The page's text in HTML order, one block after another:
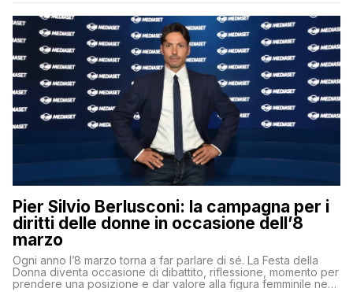
Pier Silvio Berlusconi: la campagna per i
diritti delle donne in occasione dell’8
marzo
Ogni anno l’8 marzo torna a far parlare di sé. La Festa della
Donna diventa occasione di dibattito, riflessione, momento per
prendere una posizione e dar valore alla figura femminile nella